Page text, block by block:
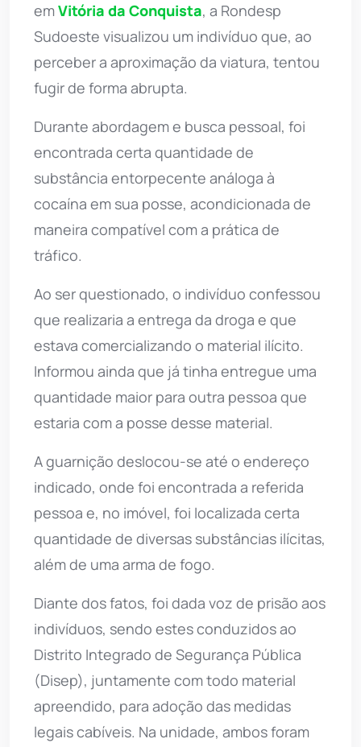
emVitória da Conquista, a Rondesp
Sudoeste visualizou um indivíduo que, ao
perceber a aproximação da viatura, tentou
fugir de forma abrupta.
Durante abordagem e busca pessoal, foi
encontrada certa quantidade de
substância entorpecente análoga à
cocaína em sua posse, acondicionada de
maneira compatível com a prática de
tráfico.
Ao ser questionado, o indivíduo confessou
que realizaria a entrega da droga e que
estava comercializando o material ilícito.
Informou ainda que já tinha entregue uma
quantidade maior para outra pessoa que
estaria com a posse desse material.
A guarnição deslocou-se até o endereço
indicado, onde foi encontrada a referida
pessoa e, no imóvel, foi localizada certa
quantidade de diversas substâncias ilícitas,
além de uma arma de fogo.
Diante dos fatos, foi dada voz de prisão aos
indivíduos, sendo estes conduzidos ao
Distrito Integrado de Segurança Pública
(Disep), juntamente com todo material
apreendido, para adoção das medidas
legais cabíveis. Na unidade, ambos foram